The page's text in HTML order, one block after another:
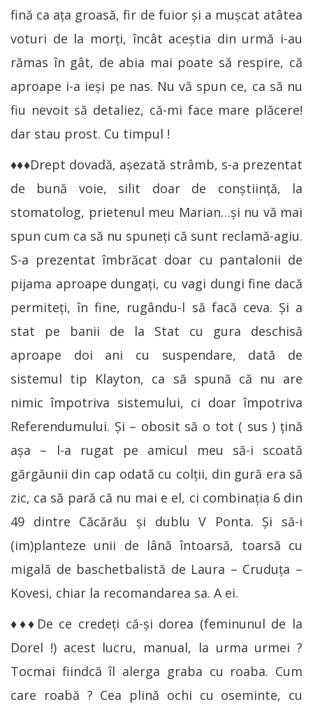
fină ca aţa groasă, fir de fuior şi a muşcat atâtea
voturi de la morţi, încât aceştia din urmă i-au
rămas în gât, de abia mai poate să respire, că
aproape i-a ieşi pe nas. Nu vă spun ce, ca să nu
fiu nevoit să detaliez, că-mi face mare plăcere!
dar stau prost. Cu timpul !
♦♦♦Drept dovadă, aşezată strâmb, s-a prezentat
de bună voie, silit doar de conştiinţă, la
stomatolog, prietenul meu Marian…şi nu vă mai
spun cum ca să nu spuneţi că sunt reclamă-agiu.
S-a prezentat îmbrăcat doar cu pantalonii de
pijama aproape dungaţi, cu vagi dungi fine dacă
permiteţi, în fine, rugându-l să facă ceva. Şi a
stat pe banii de la Stat cu gura deschisă
aproape doi ani cu suspendare, dată de
sistemul tip Klayton, ca să spună că nu are
nimic împotriva sistemului, ci doar împotriva
Referendumului. Şi – obosit să o tot ( sus ) ţină
aşa – l-a rugat pe amicul meu să-i scoată
gărgăunii din cap odată cu colţii, din gură era să
zic, ca să pară că nu mai e el, ci combinaţia 6 din
49 dintre Căcărău şi dublu V Ponta. Şi să-i
(im)planteze unii de lână întoarsă, toarsă cu
migală de baschetbalistă de Laura – Cruduţa –
Kovesi, chiar la recomandarea sa. A ei.
♦♦♦De ce credeţi că-şi dorea (feminunul de la
Dorel !) acest lucru, manual, la urma urmei ?
Tocmai fiindcă îl alerga graba cu roaba. Cum
care roabă ? Cea plină ochi cu oseminte, cu